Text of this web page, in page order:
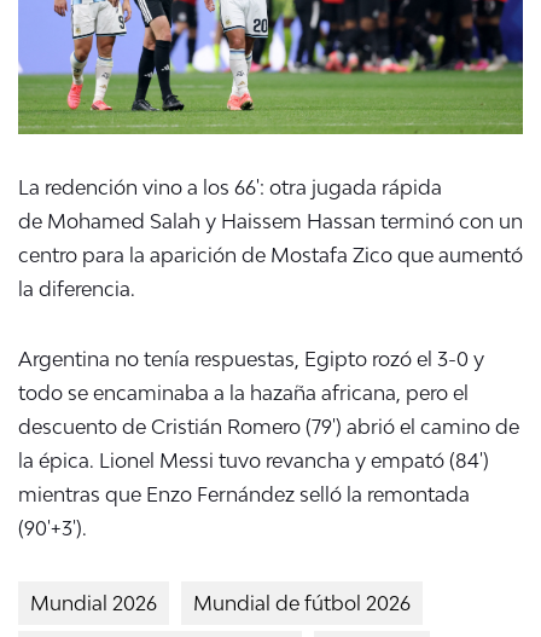
La redención vino a los 66': otra jugada rápida
de Mohamed Salah y Haissem Hassan terminó con un
centro para la aparición de Mostafa Zico que aumentó
la diferencia.
Argentina no tenía respuestas, Egipto rozó el 3-0 y
todo se encaminaba a la hazaña africana, pero el
descuento de Cristián Romero (79') abrió el camino de
la épica. Lionel Messi tuvo revancha y empató (84')
mientras que Enzo Fernández selló la remontada
(90'+3').
Mundial 2026 Mundial de fútbol 2026